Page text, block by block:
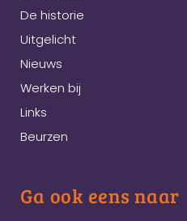
De historie
Uitgelicht
Nieuws
Werken bij
Links
Beurzen
Ga ook eens naar